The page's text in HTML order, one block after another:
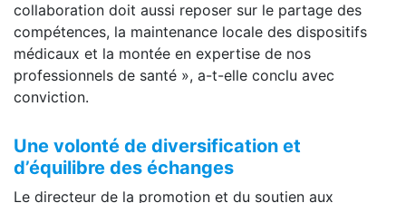
collaboration doit aussi reposer sur le partage des
compétences, la maintenance locale des dispositifs
médicaux et la montée en expertise de nos
professionnels de santé », a-t-elle conclu avec
conviction.
Une volonté de diversification et
d’équilibre des échanges
Le directeur de la promotion et du soutien aux